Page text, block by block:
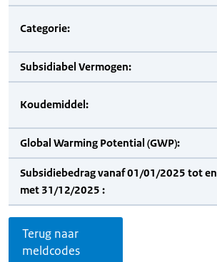
Categorie:
Subsidiabel Vermogen:
Koudemiddel:
Global Warming Potential (GWP):
Subsidiebedrag vanaf 01/01/2025 tot en
met 31/12/2025 :
Terug naar
meldcodes